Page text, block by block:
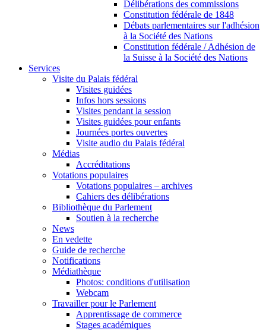
Délibérations des commissions
Constitution fédérale de 1848
Débats parlementaires sur l'adhésion
à la Société des Nations
Constitution fédérale / Adhésion de
la Suisse à la Société des Nations
Services
Visite du Palais fédéral
Visites guidées
Infos hors sessions
Visites pendant la session
Visites guidées pour enfants
Journées portes ouvertes
Visite audio du Palais fédéral
Médias
Accréditations
Votations populaires
Votations populaires – archives
Cahiers des délibérations
Bibliothèque du Parlement
Soutien à la recherche
News
En vedette
Guide de recherche
Notifications
Médiathèque
Photos: conditions d'utilisation
Webcam
Travailler pour le Parlement
Apprentissage de commerce
Stages académiques